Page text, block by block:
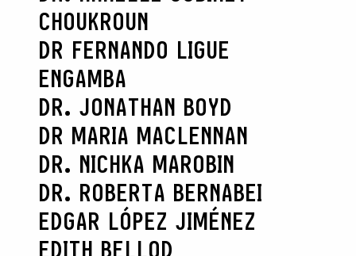
CHOUKROUN
DR FERNANDO LIGUE
ENGAMBA
DR. JONATHAN BOYD
DR MARIA MACLENNAN
DR. NICHKA MAROBIN
DR. ROBERTA BERNABEI
EDGAR LÓPEZ JIMÉNEZ
EDITH BELLOD